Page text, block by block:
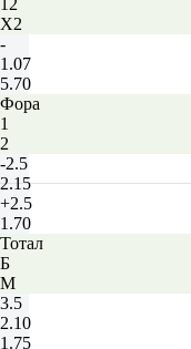
12
X2
-
1.07
5.70
Фора
1
2
-2.5
2.15
+2.5
1.70
Тотал
Б
М
3.5
2.10
1.75